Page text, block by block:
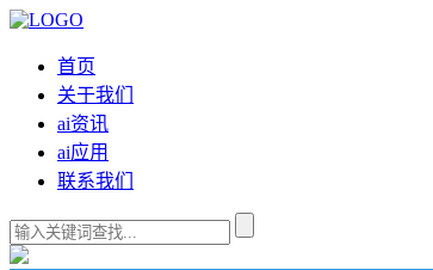
首页
关于我们
ai资讯
ai应用
联系我们